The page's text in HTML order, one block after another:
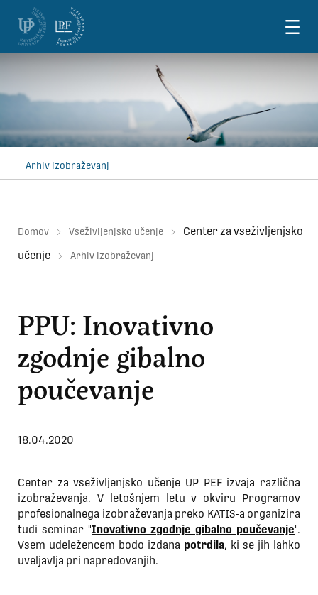
Skoči na vsebino
Arhiv izobraževanj
Domov Vseživljenjsko učenje
Center za vseživljenjsko
učenje
Arhiv izobraževanj
PPU: Inovativno
zgodnje gibalno
poučevanje
18.04.2020
Center za vseživljenjsko učenje UP PEF izvaja različna
izobraževanja. V letošnjem letu v okviru Programov
profesionalnega izobraževanja preko KATIS-a organizira
tudi seminar "Inovativno zgodnje gibalno poučevanje".
Vsem udeležencem bodo izdana potrdila, ki se jih lahko
uveljavlja pri napredovanjih.